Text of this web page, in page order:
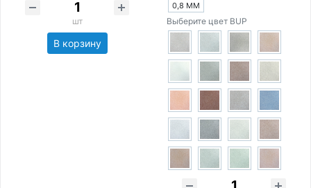
шт
В корзину
0,8 ММ
Выберите цвет BUP